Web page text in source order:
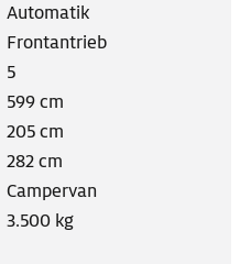
Automatik
Frontantrieb
5
599 cm
205 cm
282 cm
Campervan
3.500 kg